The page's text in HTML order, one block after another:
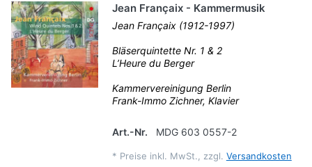
Jean Françaix - Kammermusik
Jean Françaix (1912-1997)
Bläserquintette Nr. 1 & 2
L’Heure du Berger
Kammervereinigung Berlin
Frank-Immo Zichner, Klavier
Art.-Nr. MDG 603 0557-2
* Preise inkl. MwSt., zzgl. Versandkosten